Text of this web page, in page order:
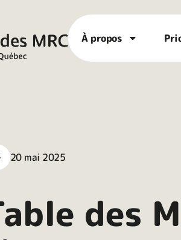
À propos
20 mai 2025
des